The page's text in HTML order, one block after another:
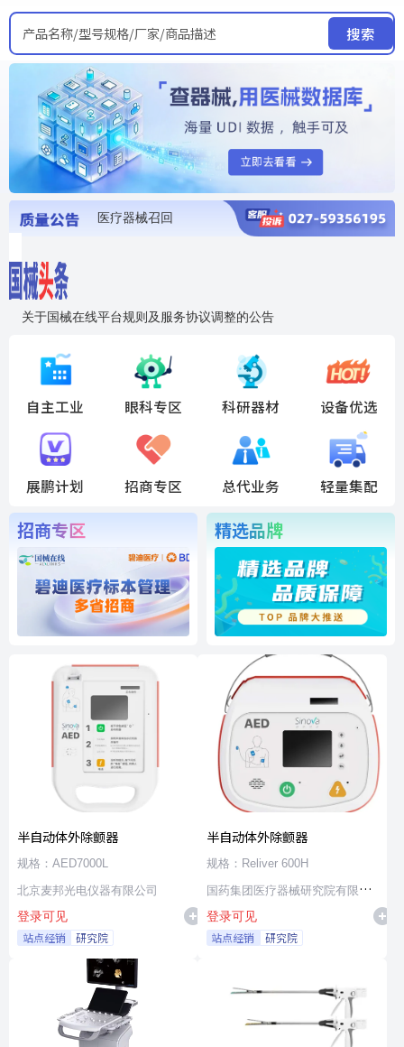
产品名称/型号规格/厂家/商品描述 搜索
医疗器械召回
关于国械在线平台规则及服务协议调整的公告
国药创研AED开启全国招商
自主工业 眼科专区 科研器材 设备优选
展鹏计划 招商专区 总代业务 轻量集配
招商专区 精选品牌
半自动体外除颤器
规格：AED7000L
北京麦邦光电仪器有限公司
登录可见
站点经销 研究院
半自动体外除颤器
规格：Reliver 600H
国药集团医疗器械研究院有限公
司
登录可见
站点经销 研究院